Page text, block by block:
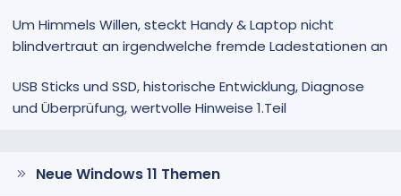
Um Himmels Willen, steckt Handy & Laptop nicht
blindvertraut an irgendwelche fremde Ladestationen an
USB Sticks und SSD, historische Entwicklung, Diagnose
und Überprüfung, wertvolle Hinweise 1.Teil
Neue Windows 11 Themen